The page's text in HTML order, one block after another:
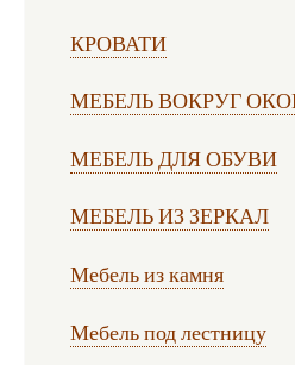
КРОВАТИ
МЕБЕЛЬ ВОКРУГ
МЕБЕЛЬ ДЛЯ ОБУВИ
МЕБЕЛЬ ИЗ ЗЕРКАЛ
Мебель из камня
Мебель под лестницу